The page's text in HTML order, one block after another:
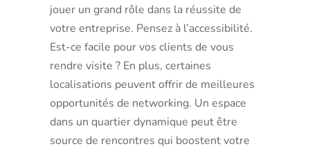
jouer un grand rôle dans la réussite de
votre entreprise. Pensez à l’accessibilité.
Est-ce facile pour vos clients de vous
rendre visite ? En plus, certaines
localisations peuvent offrir de meilleures
opportunités de networking. Un espace
dans un quartier dynamique peut être
source de rencontres qui boostent votre